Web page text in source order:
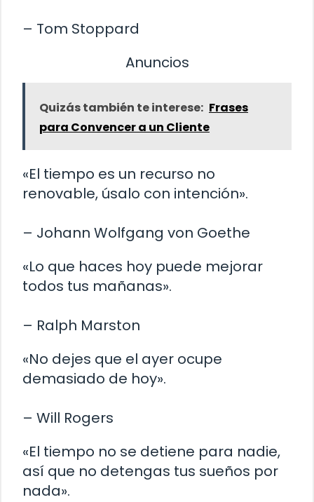
– Tom Stoppard
Anuncios
Quizás también te interese: Frases
para Convencer a un Cliente
«El tiempo es un recurso no
renovable, úsalo con intención».
– Johann Wolfgang von Goethe
«Lo que haces hoy puede mejorar
todos tus mañanas».
– Ralph Marston
«No dejes que el ayer ocupe
demasiado de hoy».
– Will Rogers
«El tiempo no se detiene para nadie,
así que no detengas tus sueños por
nada».